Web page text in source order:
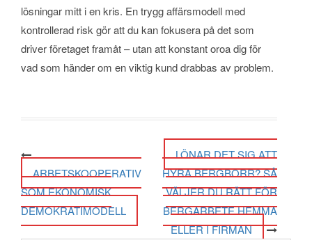
lösningar mitt i en kris. En trygg affärsmodell med
kontrollerad risk gör att du kan fokusera på det som
driver företaget framåt – utan att konstant oroa dig för
vad som händer om en viktig kund drabbas av problem.
Post navigation
ARBETSKOOPERATIV
SOM EKONOMISK
DEMOKRATIMODELL
LÖNAR DET SIG ATT
HYRA BERGBORR? SÅ
VÄLJER DU RÄTT FÖR
BERGARBETE HEMMA
ELLER I FIRMAN